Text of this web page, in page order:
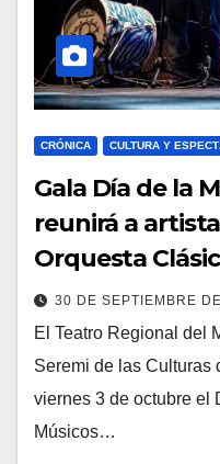
CRÓNICA CULTURA Y
Gala Día de la
reunirá a
Orquesta
30 DE SEPTIEMBRE
El Teatro Regional del
Seremi de las Culturas
viernes 3 de octubre el
Músicos…